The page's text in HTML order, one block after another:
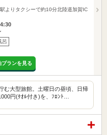
よりタクシーで約10分北陸道加賀IC
呂
ランを見る
む大型旅館。土曜日の昼頃、日帰
円(ﾀｵﾙ付き)を、ﾌﾛﾝﾄ…